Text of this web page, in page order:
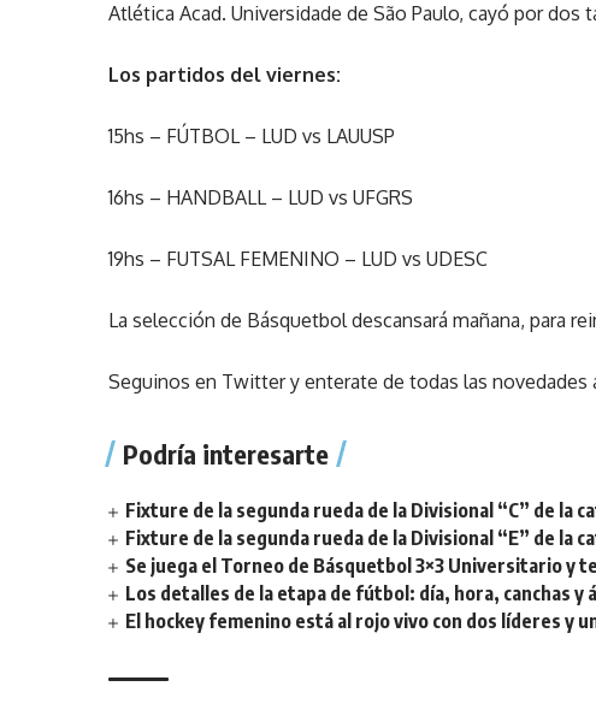
Atlética Acad. Universidade de São Paulo, cayó por dos
Los partidos del viernes:
15hs – FÚTBOL – LUD vs LAUUSP
16hs – HANDBALL – LUD vs UFGRS
19hs – FUTSAL FEMENINO – LUD vs UDESC
La selección de Básquetbol descansará mañana, para
Seguinos en Twitter y enterate de todas las novedades
Podría interesarte
Fixture de la segunda rueda de la Divisional “C” de la
Fixture de la segunda rueda de la Divisional “E” de la
Se juega el Torneo de Básquetbol 3×3 Universitario y
Los detalles de la etapa de fútbol: día, hora, canchas y
El hockey femenino está al rojo vivo con dos líderes y